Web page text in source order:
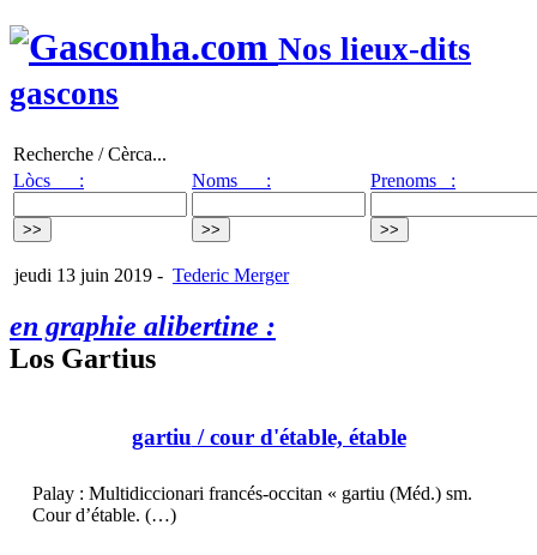
Nos lieux-dits
gascons
Recherche / Cèrca...
Lòcs :
Noms : Prenoms :
jeudi 13 juin 2019 - Tederic Merger
en graphie alibertine :
Los Gartius
gartiu / cour d'étable, étable
Palay : Multidiccionari francés-occitan « gartiu (Méd.) sm.
Cour d’étable. (…)